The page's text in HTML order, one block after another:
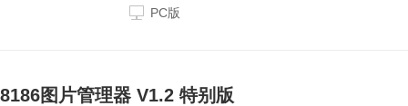
PC版
8186图片管理器 V1.2 特别版